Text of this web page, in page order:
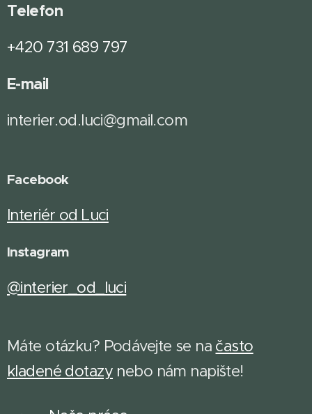
Telefon
+420 731 689 797
E-mail
interier.od.luci@gmail.com
Facebook
Interiér od Luci
Instagram
@interier_od_luci
Máte otázku? Podávejte se na často
kladené dotazy nebo nám napište!